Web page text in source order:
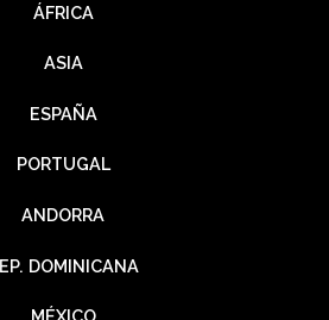
ÁFRICA
ASIA
ESPAÑA
PORTUGAL
ANDORRA
DOMINICANA